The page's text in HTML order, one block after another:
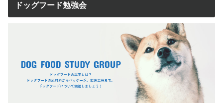
ドッグフード勉強会